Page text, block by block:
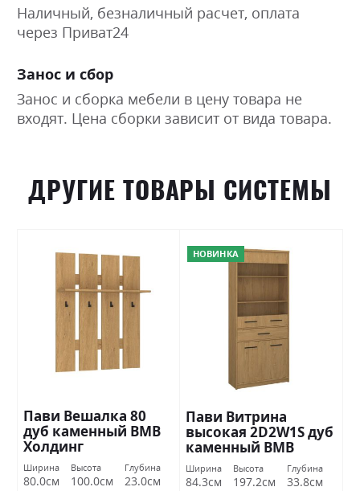
Наличный, безналичный расчет, оплата
через Приват24
Занос и сбор
Занос и сборка мебели в цену товара не
входят. Цена сборки зависит от вида товара.
ДРУГИЕ ТОВАРЫ СИСТЕМЫ
Пави Вешалка 80
дуб каменный ВМВ
Холдинг
Ширина
80.0см
Высота
100.0см
Глубина
23.0см
НОВИНКА
Пави Витрина
высокая 2D2W1S дуб
каменный ВМВ
Холдинг
Ширина
84.3см
Высота
197.2см
Глубина
33.8см